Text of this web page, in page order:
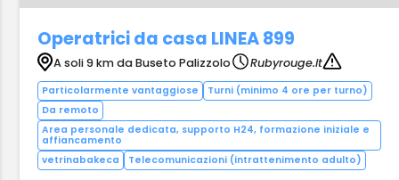
Operatrici da casa LINEA 899
A soli 9 km da Buseto Palizzolo Rubyrouge.it
Particolarmente vantaggiose
Turni (minimo 4 ore per turno)
Da remoto
Area personale dedicata, supporto H24, formazione iniziale e
affiancamento
vetrinabakeca
Telecomunicazioni (intrattenimento adulto)